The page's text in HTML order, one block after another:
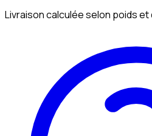
Livraison calculée selon poids